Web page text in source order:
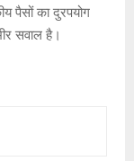
पैसों का दुरपयोग
सवाल है।